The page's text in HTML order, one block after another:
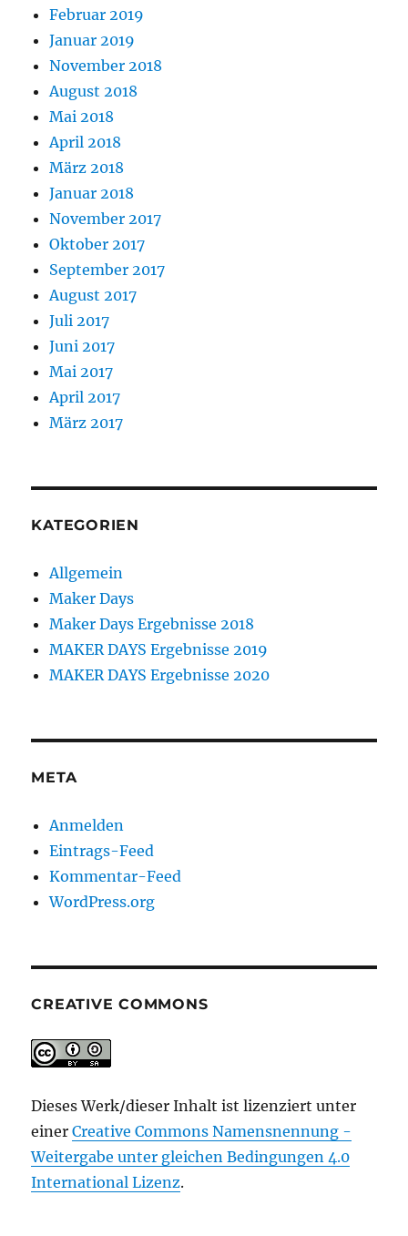
Februar 2019
Januar 2019
November 2018
August 2018
Mai 2018
April 2018
März 2018
Januar 2018
November 2017
Oktober 2017
September 2017
August 2017
Juli 2017
Juni 2017
Mai 2017
April 2017
März 2017
KATEGORIEN
Allgemein
Maker Days
Maker Days Ergebnisse 2018
MAKER DAYS Ergebnisse 2019
MAKER DAYS Ergebnisse 2020
META
Anmelden
Eintrags-Feed
Kommentar-Feed
WordPress.org
CREATIVE COMMONS
Dieses Werk/dieser Inhalt ist lizenziert unter
einerCreative Commons Namensnennung -
Weitergabe unter gleichen Bedingungen 4.0
International Lizenz.